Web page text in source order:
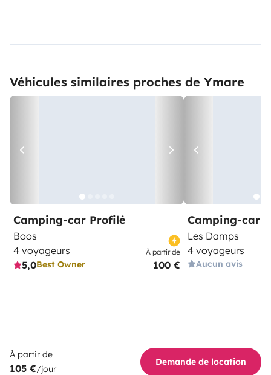
Véhicules similaires proches de Ymare
Camping-car Profilé
Boos
4 voyageurs
5,0Best Owner
À partir de
100 €
Camping-car
Les Damps
4 voyageurs
Aucun avis
À partir de
105 €/jour
Demande de location